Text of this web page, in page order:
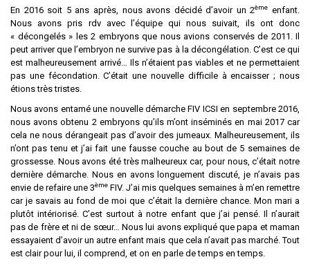
En 2016 soit 5 ans après, nous avons décidé d’avoir un 2ème enfant.
Nous avons pris rdv avec l’équipe qui nous suivait, ils ont donc
« décongelés » les 2 embryons que nous avions conservés de 2011. Il
peut arriver que l’embryon ne survive pas à la décongélation. C’est ce qui
est malheureusement arrivé… Ils n’étaient pas viables et ne permettaient
pas une fécondation. C’était une nouvelle difficile à encaisser ; nous
étions très tristes.
Nous avons entamé une nouvelle démarche FIV ICSI en septembre 2016,
nous avons obtenu 2 embryons qu’ils m’ont inséminés en mai 2017 car
cela ne nous dérangeait pas d’avoir des jumeaux. Malheureusement, ils
n’ont pas tenu et j’ai fait une fausse couche au bout de 5 semaines de
grossesse. Nous avons été très malheureux car, pour nous, c’était notre
dernière démarche. Nous en avons longuement discuté, je n’avais pas
envie de refaire une 3ème FIV. J’ai mis quelques semaines à m’en remettre
car je savais au fond de moi que c’était la dernière chance. Mon mari a
plutôt intériorisé. C’est surtout à notre enfant que j’ai pensé. Il n’aurait
pas de frère et ni de sœur… Nous lui avons expliqué que papa et maman
essayaient d’avoir un autre enfant mais que cela n’avait pas marché. Tout
est clair pour lui, il comprend, et on en parle de temps en temps.